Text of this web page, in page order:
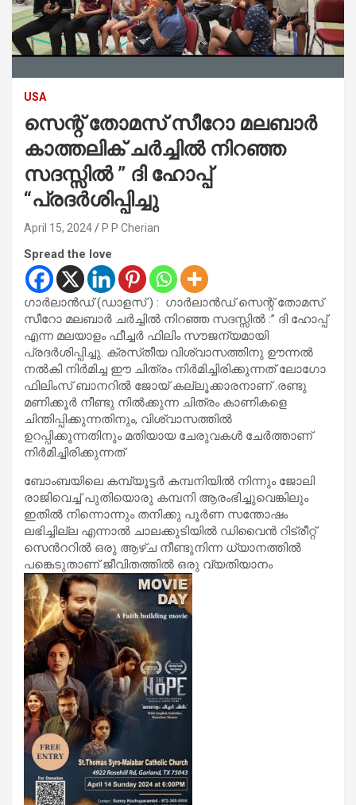
USA
സെന്റ് തോമസ് സീറോ മലബാർ
കാത്തലിക് ചർച്ചിൽ നിറഞ്ഞ
സദസ്സിൽ ” ദി ഹോപ്പ്
“പ്രദർശിപ്പിച്ചു
April 15, 2024 P P Cherian
Spread the love
ഗാർലാൻഡ് (ഡാളസ് ) : ഗാർലാൻഡ് സെന്റ് തോമസ്
സീറോ മലബാർ ചർച്ചിൽ നിറഞ്ഞ സദസ്സിൽ :” ദി ഹോപ്പ്
എന്ന മലയാളം ഫീച്ചർ ഫിലിം സൗജന്യമായി
പ്രദർശിപ്പിച്ചു. ക്രസ്‌തീയ വിശ്വാസത്തിനു ഊന്നൽ
നൽകി നിർമിച്ച ഈ ചിത്രം നിർമിച്ചിരിക്കുന്നത് ലോഗോ
ഫിലിംസ് ബാനറിൽ ജോയ് കല്ലൂക്കാരനാണ് .രണ്ടു
മണിക്കൂർ നീണ്ടു നിൽക്കുന്ന ചിത്രം കാണികളെ
ചിന്തിപ്പിക്കുന്നതിനും, വിശ്വാസത്തിൽ
ഉറപ്പിക്കുന്നതിനും മതിയായ ചേരുവകൾ ചേർത്താണ്
നിർമിച്ചിരിക്കുന്നത്
ബോംബയിലെ കമ്പ്യൂട്ടർ കമ്പനിയിൽ നിന്നും ജോലി
രാജിവെച്ച് പുതിയൊരു കമ്പനി ആരംഭിച്ചുവെങ്കിലും
ഇതിൽ നിന്നൊന്നും തനിക്കു പൂർണ സന്തോഷം
ലഭിച്ചില്ല എന്നാൽ ചാലക്കുടിയിൽ ഡിവൈൻ റിട്രീറ്റ്
സെൻററിൽ ഒരു ആഴ്ച നീണ്ടുനിന്ന ധ്യാനത്തിൽ
പങ്കെടുതാണ് ജീവിതത്തിൽ ഒരു വ്യതിയാനം